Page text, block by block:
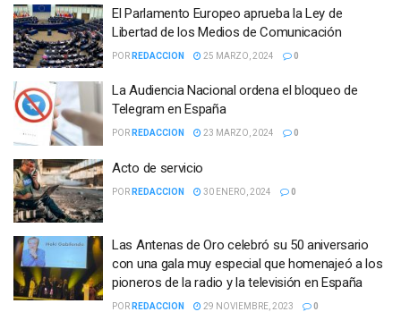
El Parlamento Europeo aprueba la Ley de
Libertad de los Medios de Comunicación
POR REDACCION 25 MARZO, 2024 0
La Audiencia Nacional ordena el bloqueo de
Telegram en España
POR REDACCION 23 MARZO, 2024 0
Acto de servicio
POR REDACCION 30 ENERO, 2024 0
Las Antenas de Oro celebró su 50 aniversario
con una gala muy especial que homenajeó a los
pioneros de la radio y la televisión en España
POR REDACCION 29 NOVIEMBRE, 2023 0